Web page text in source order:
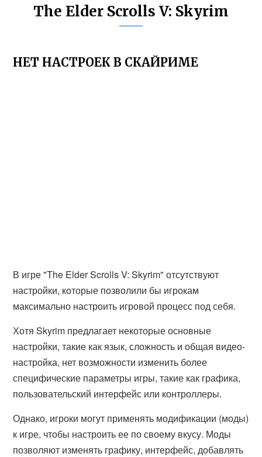
The Elder Scrolls V: Skyrim
НЕТ НАСТРОЕК В СКАЙРИМЕ
В игре "The Elder Scrolls V: Skyrim" отсутствуют
настройки, которые позволили бы игрокам
максимально настроить игровой процесс под себя.
Хотя Skyrim предлагает некоторые основные
настройки, такие как язык, сложность и общая видео-
настройка, нет возможности изменить более
специфические параметры игры, такие как графика,
пользовательский интерфейс или контроллеры.
Однако, игроки могут применять модификации (моды)
к игре, чтобы настроить ее по своему вкусу. Моды
позволяют изменять графику, интерфейс, добавлять